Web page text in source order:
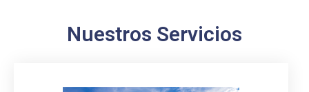
Nuestros Servicios